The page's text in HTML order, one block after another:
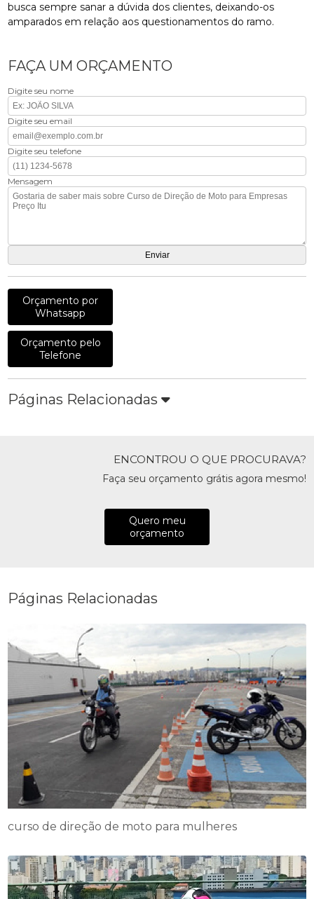
busca sempre sanar a dúvida dos clientes, deixando-os
amparados em relação aos questionamentos do ramo.
FAÇA UM ORÇAMENTO
Digite seu nome
Digite seu email
Digite seu telefone
Mensagem
Orçamento por
Whatsapp
Orçamento pelo
Telefone
Páginas Relacionadas
ENCONTROU O QUE PROCURAVA?
Faça seu orçamento grátis agora mesmo!
Quero meu
orçamento
Páginas Relacionadas
curso de direção de moto para mulheres